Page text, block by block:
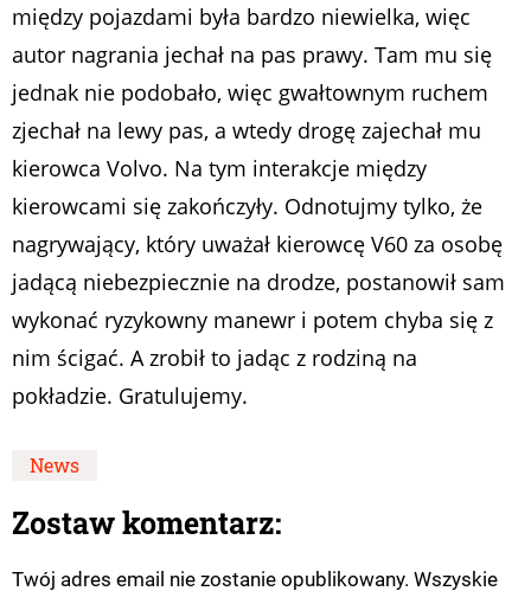
między pojazdami była bardzo niewielka, więc
autor nagrania jechał na pas prawy. Tam mu się
jednak nie podobało, więc gwałtownym ruchem
zjechał na lewy pas, a wtedy drogę zajechał mu
kierowca Volvo. Na tym interakcje między
kierowcami się zakończyły. Odnotujmy tylko, że
nagrywający, który uważał kierowcę V60 za osobę
jadącą niebezpiecznie na drodze, postanowił sam
wykonać ryzykowny manewr i potem chyba się z
nim ścigać. A zrobił to jadąc z rodziną na
pokładzie. Gratulujemy.
News
Zostaw komentarz:
Twój adres email nie zostanie opublikowany. Wszyskie